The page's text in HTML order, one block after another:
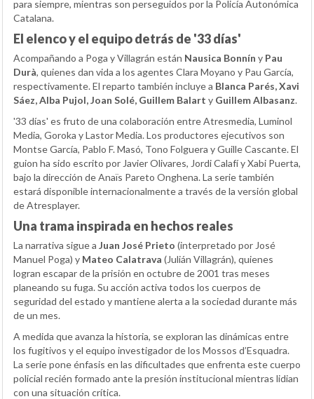
para siempre, mientras son perseguidos por la Policía Autonómica
Catalana.
El elenco y el equipo detrás de '33 días'
Acompañando a Poga y Villagrán están Nausica Bonnín y Pau
Durà, quienes dan vida a los agentes Clara Moyano y Pau García,
respectivamente. El reparto también incluye a Blanca Parés, Xavi
Sáez, Alba Pujol, Joan Solé, Guillem Balart y Guillem Albasanz.
'33 días' es fruto de una colaboración entre Atresmedia, Luminol
Media, Goroka y Lastor Media. Los productores ejecutivos son
Montse García, Pablo F. Masó, Tono Folguera y Guille Cascante. El
guion ha sido escrito por Javier Olivares, Jordi Calafí y Xabi Puerta,
bajo la dirección de Anaïs Pareto Onghena. La serie también
estará disponible internacionalmente a través de la versión global
de Atresplayer.
Una trama inspirada en hechos reales
La narrativa sigue a Juan José Prieto (interpretado por José
Manuel Poga) y Mateo Calatrava (Julián Villagrán), quienes
logran escapar de la prisión en octubre de 2001 tras meses
planeando su fuga. Su acción activa todos los cuerpos de
seguridad del estado y mantiene alerta a la sociedad durante más
de un mes.
A medida que avanza la historia, se exploran las dinámicas entre
los fugitivos y el equipo investigador de los Mossos d’Esquadra.
La serie pone énfasis en las dificultades que enfrenta este cuerpo
policial recién formado ante la presión institucional mientras lidian
con una situación crítica.